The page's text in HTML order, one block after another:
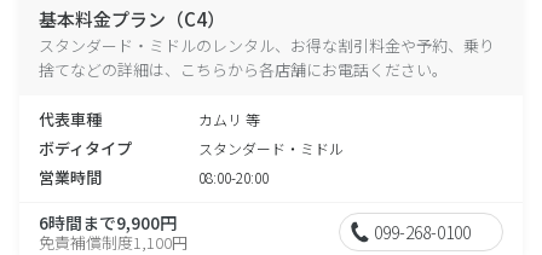
基本料金プラン（C4）
スタンダード・ミドルのレンタル、お得な割引料金や予約、乗り
捨てなどの詳細は、こちらから各店舗にお電話ください。
代表車種 カムリ 等
ボディタイプ スタンダード・ミドル
営業時間 08:00-20:00
6時間まで9,900円
免責補償制度1,100円 099-268-0100